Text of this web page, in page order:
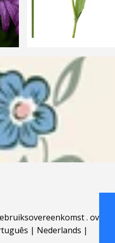
. over
| Nederlands |